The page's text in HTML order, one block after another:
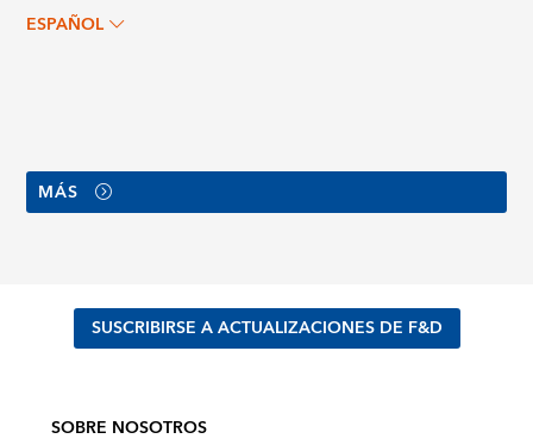
ESPAÑOL
MÁS
SUSCRIBIRSE A ACTUALIZACIONES DE F&D
SOBRE NOSOTROS